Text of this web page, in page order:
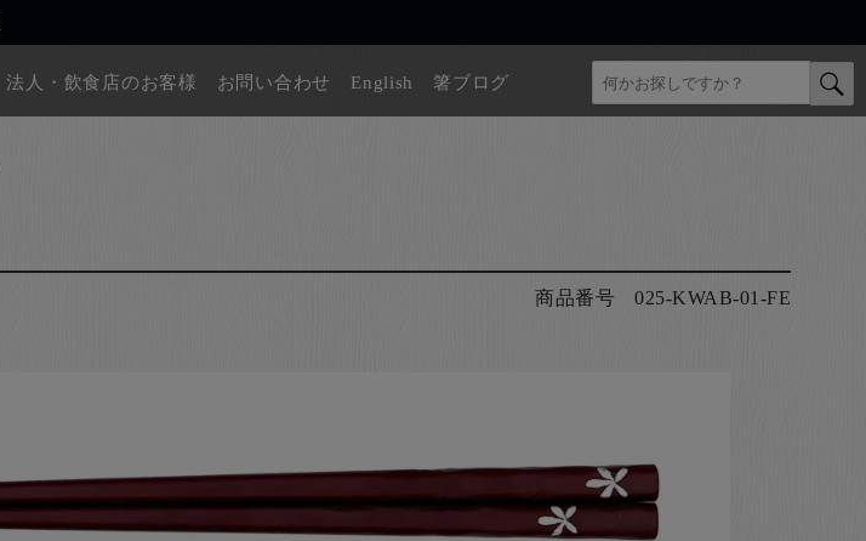
法人・飲食店のお客様 お問い合わせ English 箸ブログ
商品番号 025-KWAB-01-FE